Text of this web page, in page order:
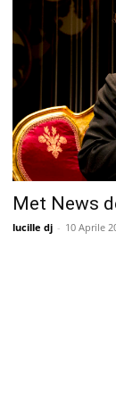
Met News
lucille dj - 10 Aprile